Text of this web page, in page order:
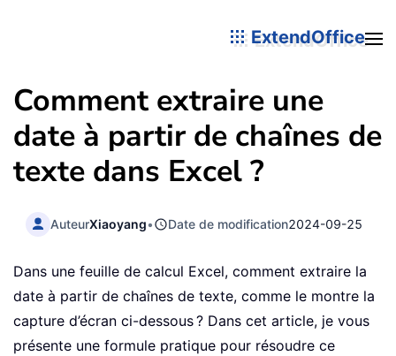
ExtendOffice
Comment extraire une
date à partir de chaînes de
texte dans Excel ?
AuteurXiaoyang• Date de modification2024-09-25
Dans une feuille de calcul Excel, comment extraire la
date à partir de chaînes de texte, comme le montre la
capture d’écran ci-dessous ? Dans cet article, je vous
présente une formule pratique pour résoudre ce